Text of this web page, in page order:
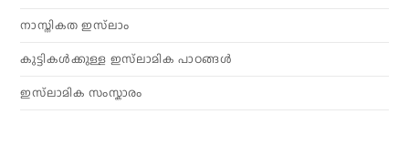
നാസ്തികത ഇസ്‌ലാം
കുട്ടികൾക്കുള്ള ഇസ്‌ലാമിക പാഠങ്ങൾ
ഇസ്‌ലാമിക സംസ്കാരം